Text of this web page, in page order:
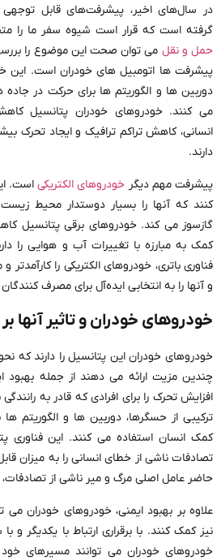
در سال‌های اخیر، پیشرفت‌های قابل
گرفته است که قرار است شیوه سفر ما را
حمل و نقل می توان صحت این موضوع را
پیشرفت ها اتومبیل های خودران است. این
دوربین ها و الگوریتم ها برای حرکت در
می کنند. خودروهای خودران پتانسیل
انسانی، کاهش تراکم ترافیک و ایجاد تحرک
دارند.
پیشرفت مهم دیگر خودروهای الکتریکی است.
کنند که آنها را بسیار دوستدار محیط
گازسوز می کند. خودروهای برقی پتانسیل
کمک به مبارزه با تغییرات آب و هوایی را
فناوری باتری، خودروهای الکتریکی را
و آنها را به انتخابی ایده‌آل برای مصرف
خودروهای خودران و تاثیر آنها
خودروهای خودران این پتانسیل را دارند که
چندین مزیت ارائه می دهند از جمله بهبود
افزایش تحرک را برای افرادی که قادر به
ترکیبی از حسگرها، دوربین ها و الگوریتم
کمک انسان استفاده می کنند. این فناوری
تصادفات ناشی از خطای انسانی را به میزان
حاضر عامل اصلی مرگ و میر ناشی از
علاوه بر بهبود ایمنی، خودروهای خودران می
نیز کمک کنند. با برقراری ارتباط با یکدیگر
خودروهای خودران می توانند مسیرهای